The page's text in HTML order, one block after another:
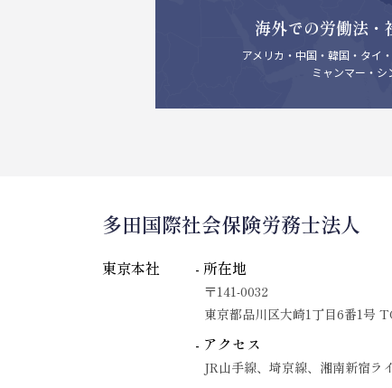
海外での労働法・
アメリカ・中国・韓国・タイ
ミャンマー・シ
多田国際社会保険労務士法人
東京本社 - 所在地
〒141-0032
東京都品川区大崎1丁目6番1号
- アクセス
JR山手線、埼京線、湘南新宿ラ